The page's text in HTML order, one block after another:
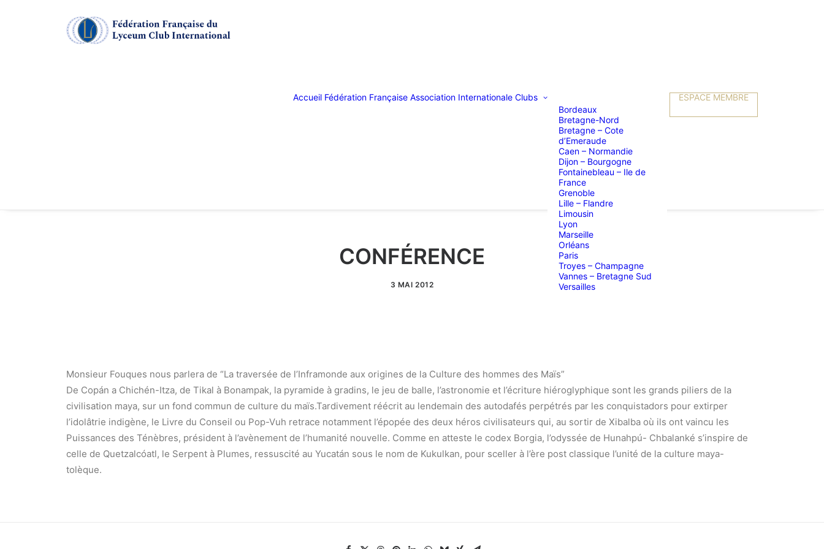
Accueil Fédération Française Association Internationale Clubs
Bordeaux
Bretagne-Nord
Bretagne – Cote
d’Emeraude
Caen – Normandie
Dijon – Bourgogne
Fontainebleau – Ile de
France
Grenoble
Lille – Flandre
Limousin
Lyon
Marseille
Orléans
Paris
Troyes – Champagne
Vannes – Bretagne Sud
Versailles
ESPACE MEMBRE
CONFÉRENCE
3 MAI 2012
Monsieur Fouques nous parlera de “La traversée de l’Inframonde aux origines de la Culture des hommes des Maïs”
De Copán a Chichén-Itza, de Tikal à Bonampak, la pyramide à gradins, le jeu de balle, l’astronomie et l’écriture hiéroglyphique sont les grands piliers de la
civilisation maya, sur un fond commun de culture du maïs.Tardivement réécrit au lendemain des autodafés perpétrés par les conquistadors pour extirper
l’idolâtrie indigène, le Livre du Conseil ou Pop-Vuh retrace notamment l’épopée des deux héros civilisateurs qui, au sortir de Xibalba où ils ont vaincu les
Puissances des Ténèbres, président à l’avènement de l’humanité nouvelle. Comme en atteste le codex Borgia, l’odyssée de Hunahpú- Chbalanké s’inspire de
celle de Quetzalcóatl, le Serpent à Plumes, ressuscité au Yucatán sous le nom de Kukulkan, pour sceller à l’ère post classique l’unité de la culture maya-
tolèque.